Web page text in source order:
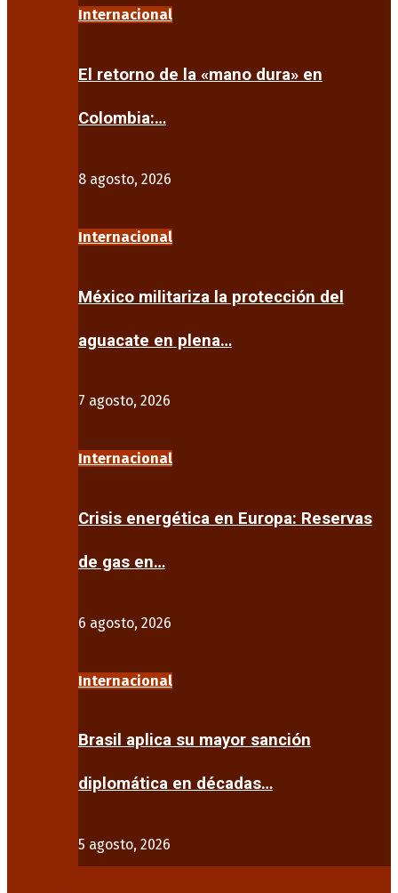
Internacional
El retorno de la «mano dura» en
Colombia:…
8 agosto, 2026
Internacional
México militariza la protección del
aguacate en plena…
7 agosto, 2026
Internacional
Crisis energética en Europa: Reservas
de gas en…
6 agosto, 2026
Internacional
Brasil aplica su mayor sanción
diplomática en décadas…
5 agosto, 2026